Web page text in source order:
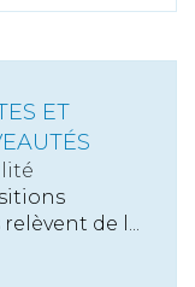
ET
de l...